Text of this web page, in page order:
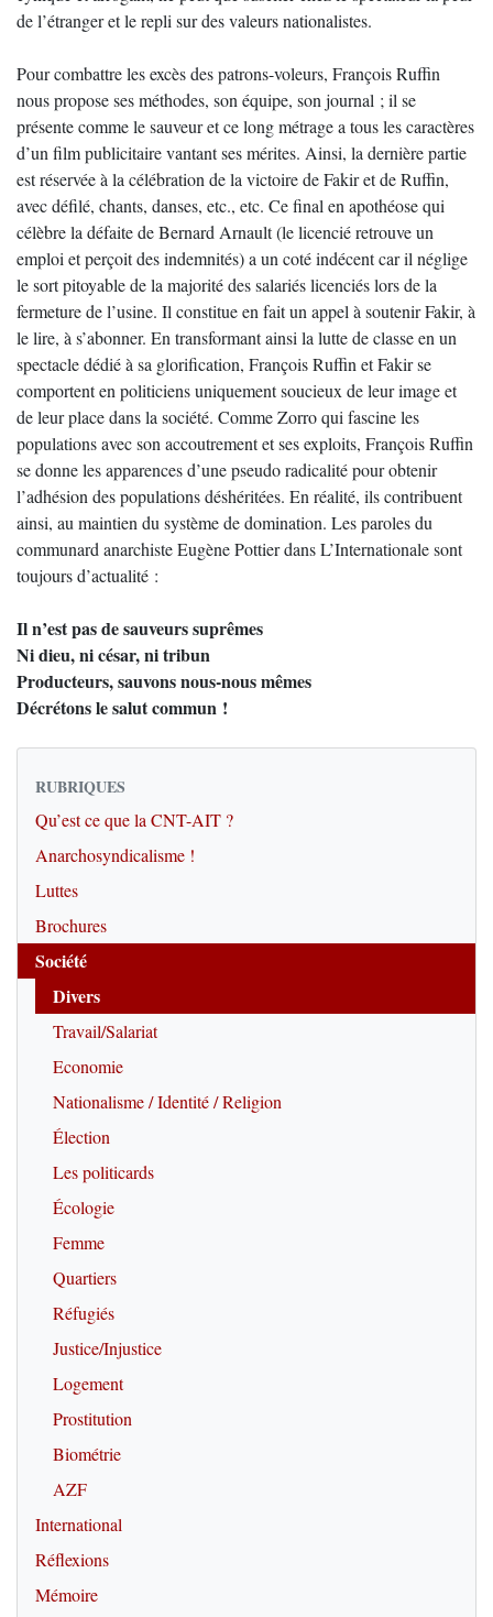
de l’étranger et le repli sur des valeurs nationalistes.
Pour combattre les excès des patrons-voleurs, François Ruffin
nous propose ses méthodes, son équipe, son journal ; il se
présente comme le sauveur et ce long métrage a tous les caractères
d’un film publicitaire vantant ses mérites. Ainsi, la dernière partie
est réservée à la célébration de la victoire de Fakir et de Ruffin,
avec défilé, chants, danses, etc., etc. Ce final en apothéose qui
célèbre la défaite de Bernard Arnault (le licencié retrouve un
emploi et perçoit des indemnités) a un coté indécent car il néglige
le sort pitoyable de la majorité des salariés licenciés lors de la
fermeture de l’usine. Il constitue en fait un appel à soutenir Fakir, à
le lire, à s’abonner. En transformant ainsi la lutte de classe en un
spectacle dédié à sa glorification, François Ruffin et Fakir se
comportent en politiciens uniquement soucieux de leur image et
de leur place dans la société. Comme Zorro qui fascine les
populations avec son accoutrement et ses exploits, François Ruffin
se donne les apparences d’une pseudo radicalité pour obtenir
l’adhésion des populations déshéritées. En réalité, ils contribuent
ainsi, au maintien du système de domination. Les paroles du
communard anarchiste Eugène Pottier dans L’Internationale sont
toujours d’actualité :
Il n’est pas de sauveurs suprêmes
Ni dieu, ni césar, ni tribun
Producteurs, sauvons nous-nous mêmes
Décrétons le salut commun !
RUBRIQUES
Qu’est ce que la CNT-AIT ?
Anarchosyndicalisme !
Luttes
Brochures
Société
Divers
Travail/Salariat
Economie
Nationalisme / Identité / Religion
Élection
Les politicards
Écologie
Femme
Quartiers
Réfugiés
Justice/Injustice
Logement
Prostitution
Biométrie
AZF
International
Réflexions
Mémoire